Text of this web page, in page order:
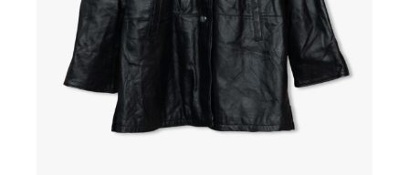
Meld deg på vårt nyhetsbrev og få tilgang til
eksklusive nyheter,pre-shopping og eventer rett i
din innboks.
SIGN UP